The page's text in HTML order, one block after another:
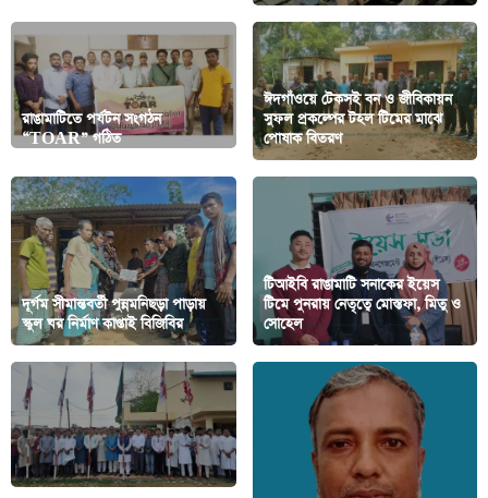
রাঙামাটিতে পর্যটন সংগঠন
“TOAR” গঠিত
ঈদগাঁওয়ে টেকসই বন ও জীবিকায়ন
সুফল প্রকল্পের টহল টিমের মাঝে
পোষাক বিতরণ
দূর্গম সীমান্তবর্তী পুন্নমনিছড়া পাড়ায়
স্কুল ঘর নির্মাণ কাপ্তাই বিজিবির
‎টিআইবি রাঙামাটি সনাকের ইয়েস
টিমে পুনরায় নেতৃত্বে মোস্তফা, মিতু ও
সোহেল